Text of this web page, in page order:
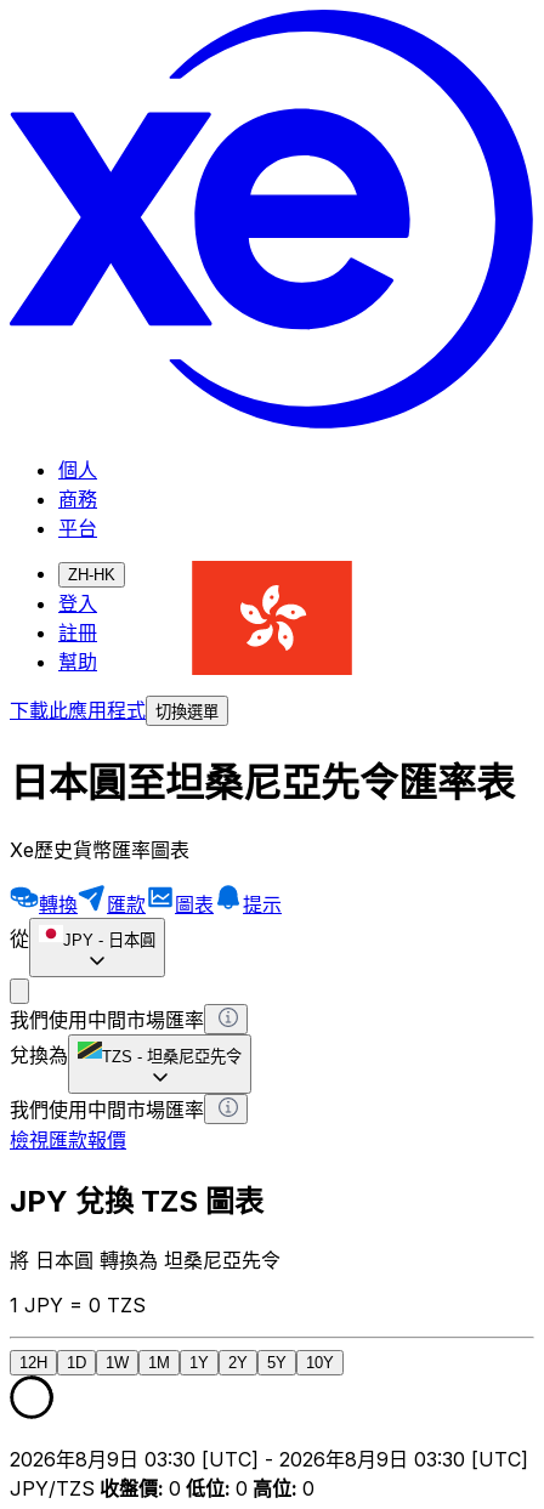
個人
商務
平台
ZH-HK
登入
註冊
幫助
下載此應用程式 切換選單
日本圓至坦桑尼亞先令匯率表
Xe歷史貨幣匯率圖表
轉換 匯款 圖表
提示
從
JPY - 日本圓
我們使用中間市場匯率
兌換為
TZS - 坦桑尼亞先令
我們使用中間市場匯率
檢視匯款報價
JPY 兌換 TZS 圖表
將 日本圓 轉換為 坦桑尼亞先令
1 JPY = 0 TZS
12H 1D 1W 1M 1Y 2Y 5Y 10Y
2026年8月9日 03:30 [UTC] - 2026年8月9日 03:30 [UTC]
JPY/TZS 收盤價: 0 低位: 0 高位: 0